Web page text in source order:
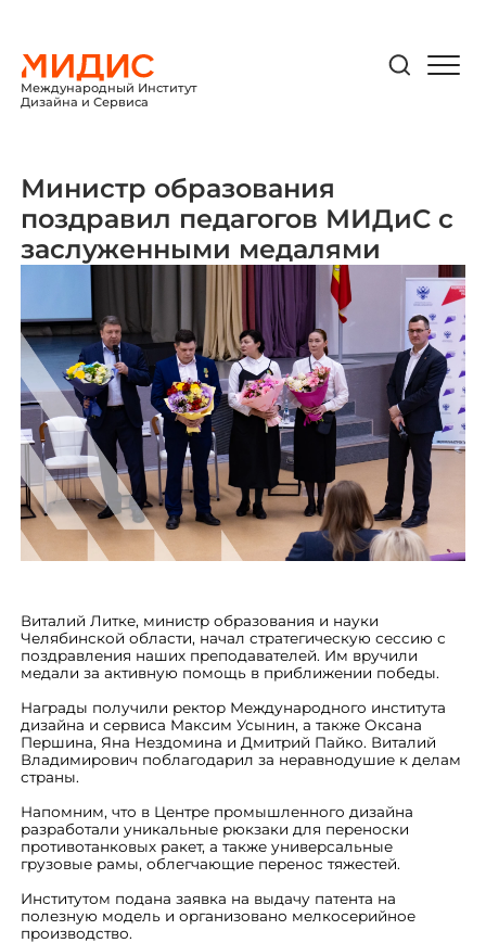
Международный Институт
Дизайна и Сервиса
Министр образования
поздравил педагогов МИДиС с
заслуженными медалями
Виталий Литке, министр образования и науки
Челябинской области, начал стратегическую сессию с
поздравления наших преподавателей. Им вручили
медали за активную помощь в приближении победы.
Награды получили ректор Международного института
дизайна и сервиса Максим Усынин, а также Оксана
Першина, Яна Нездомина и Дмитрий Пайко. Виталий
Владимирович поблагодарил за неравнодушие к делам
страны.
Напомним, что в Центре промышленного дизайна
разработали уникальные рюкзаки для переноски
противотанковых ракет, а также универсальные
грузовые рамы, облегчающие перенос тяжестей.
Институтом подана заявка на выдачу патента на
полезную модель и организовано мелкосерийное
производство.